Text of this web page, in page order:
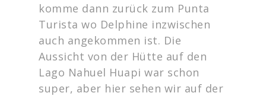
komme dann zurück zum Punta
Turista wo Delphine inzwischen
auch angekommen ist. Die
Aussicht von der Hütte auf den
Lago Nahuel Huapi war schon
super, aber hier sehen wir auf der